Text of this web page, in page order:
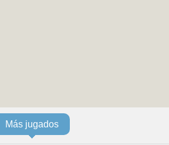
Más jugados